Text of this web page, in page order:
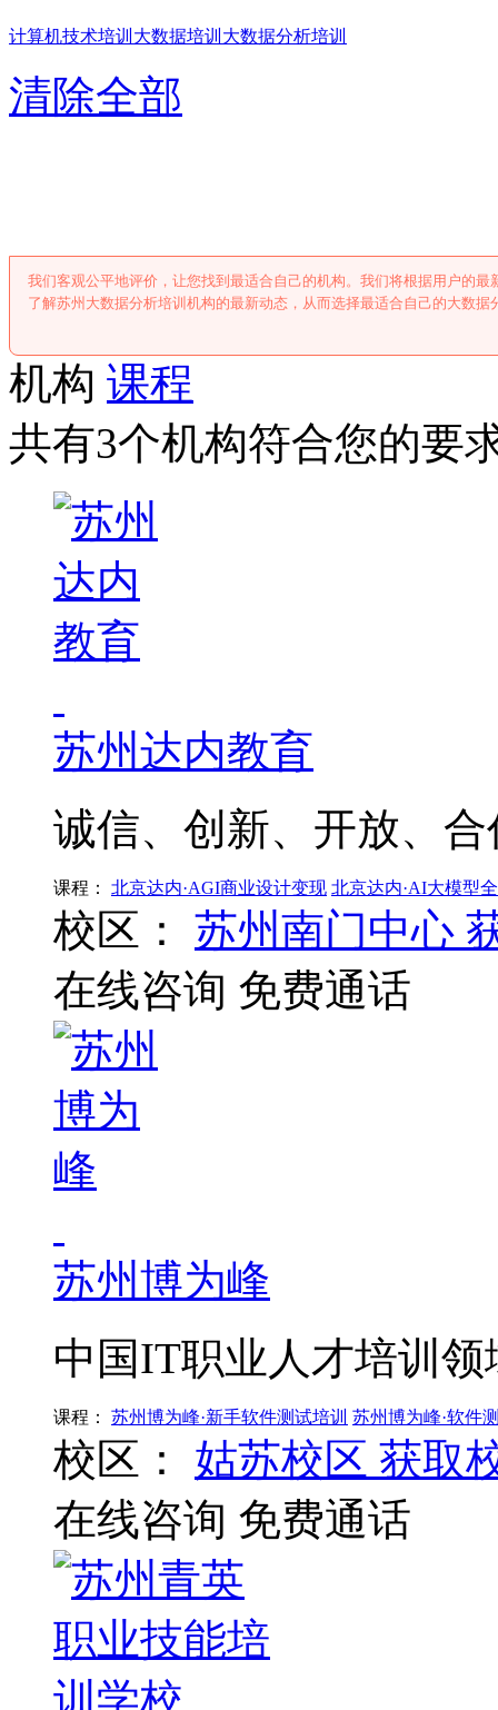
计算机技术培训 大数据培训 大数据分析培训
清除全部
我们客观公平地评价，让您找到最适合自己的机构。我们将根据用户的
了解苏州大数据分析培训机构的最新动态，从而选择最适合自己的大数据
机构 课程
共有3个机构符合您的要
苏州达内教育
诚信、创新、开放、合
课程： 北京达内·AGI商业设计变现 北京达内·AI大模型
校区： 苏州南门中心
在线咨询 免费通话
苏州博为峰
中国IT职业人才培训
课程： 苏州博为峰·新手软件测试培训 苏州博为峰·软件
校区： 姑苏校区 获取
在线咨询 免费通话